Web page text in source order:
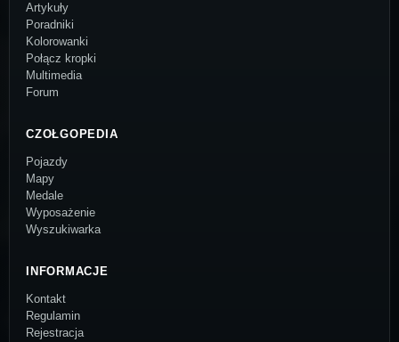
Artykuły
Poradniki
Kolorowanki
Połącz kropki
Multimedia
Forum
CZOŁGOPEDIA
Pojazdy
Mapy
Medale
Wyposażenie
Wyszukiwarka
INFORMACJE
Kontakt
Regulamin
Rejestracja